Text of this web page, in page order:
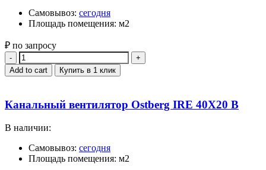
Самовывоз: сегодня
Площадь помещения: м2
₽ по запросу
Quantity
Add to cart Купить в 1 клик
Канальный вентилятор Ostberg IRE 40X20 B
В наличии:
Самовывоз: сегодня
Площадь помещения: м2